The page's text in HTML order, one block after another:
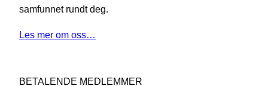
samfunnet rundt deg.
Les mer om oss…
BETALENDE MEDLEMMER